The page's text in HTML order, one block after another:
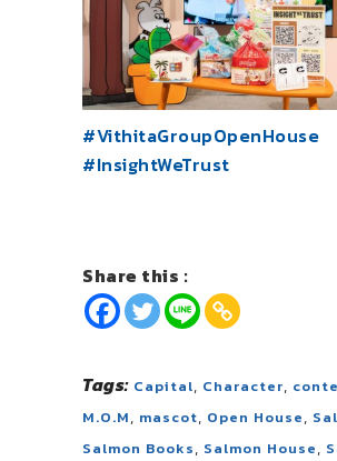
#VithitaGroupOpenHouse
#InsightWeTrust
Share this :
Tags: Capital, Character,
M.O.M, mascot, Open House,
Salmon Books, Salmon House,